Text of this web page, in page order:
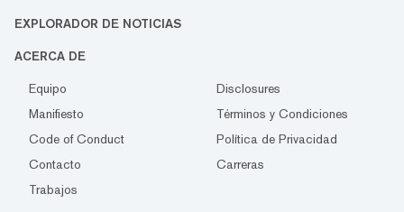
EXPLORADOR DE NOTICIAS
ACERCA DE
Equipo
Disclosures
Manifiesto
Términos y Condiciones
Code of Conduct
Política de Privacidad
Contacto
Carreras
Trabajos